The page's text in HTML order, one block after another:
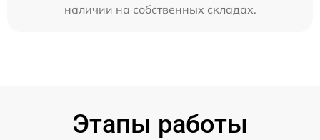
наличии на собственных складах.
Этапы работы